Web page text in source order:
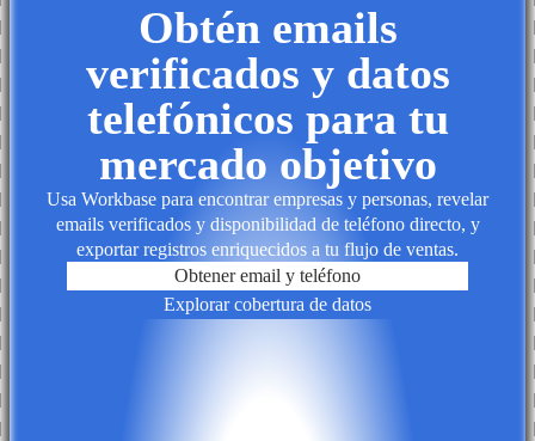
Obtén emails
verificados y datos
telefónicos para tu
mercado objetivo
Usa Workbase para encontrar empresas y personas, revelar
emails verificados y disponibilidad de teléfono directo, y
exportar registros enriquecidos a tu flujo de ventas.
Obtener email y teléfono
Explorar cobertura de datos